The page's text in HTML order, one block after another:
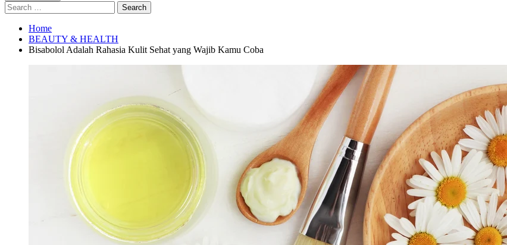
Search
for:
Home
BEAUTY & HEALTH
Bisabolol Adalah Rahasia Kulit Sehat yang Wajib Kamu Coba